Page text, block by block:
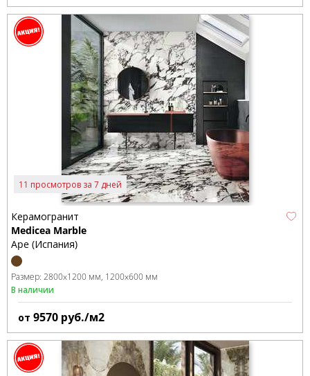
11 просмотров за 7 дней
Керамогранит
Medicea Marble
Ape (Испания)
Размер: 2800x1200 мм 1200x600 мм
В наличии
от 9570 руб./м2